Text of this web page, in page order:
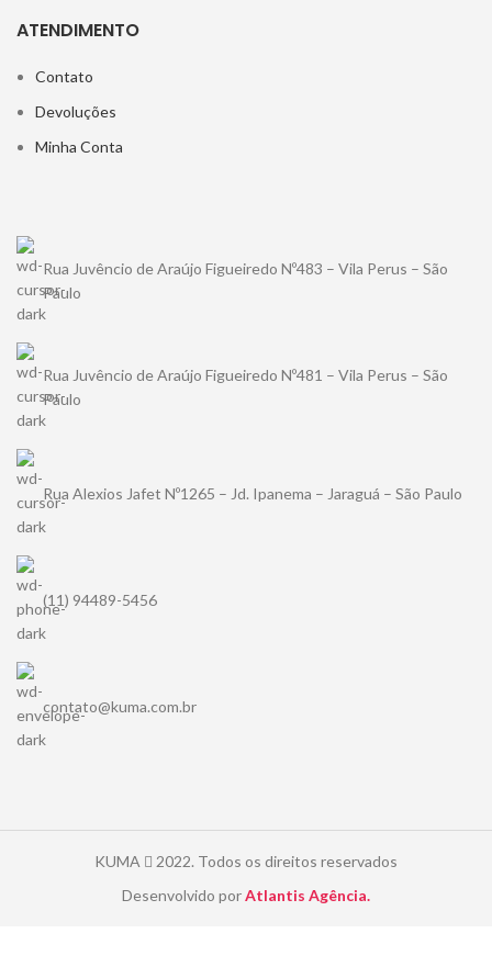
ATENDIMENTO
Contato
Devoluções
Minha Conta
Rua Juvêncio de Araújo Figueiredo Nº483 – Vila Perus – São
Paulo
Rua Juvêncio de Araújo Figueiredo Nº481 – Vila Perus – São
Paulo
Rua Alexios Jafet Nº1265 – Jd. Ipanema – Jaraguá – São Paulo
(11) 94489-5456
contato@kuma.com.br
KUMA
2022. Todos os direitos reservados
Desenvolvido porAtlantis Agência.